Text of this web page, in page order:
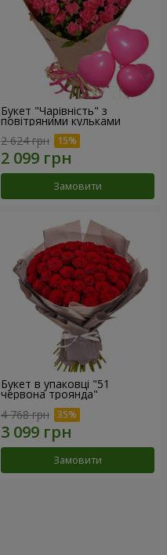
Букет "Чарівність" з
повітряними кульками
2 624 грн
Замовити
Букет в упаковці "51
червона троянда"
4 768 грн
Замовити